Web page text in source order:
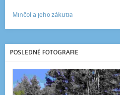
Minčol a jeho zákutia
POSLEDNÉ FOTOGRAFIE